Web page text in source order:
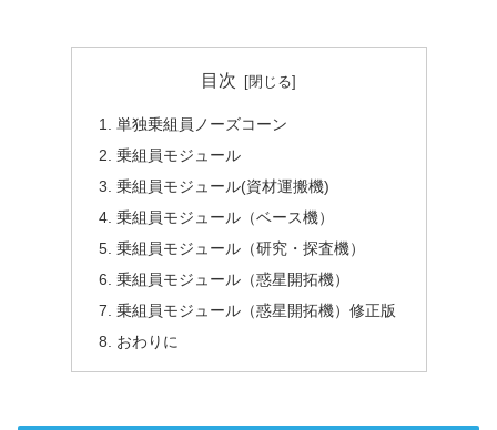
目次
単独乗組員ノーズコーン
乗組員モジュール
乗組員モジュール(資材運搬機)
乗組員モジュール（ベース機）
乗組員モジュール（研究・探査機）
乗組員モジュール（惑星開拓機）
乗組員モジュール（惑星開拓機）修正版
おわりに